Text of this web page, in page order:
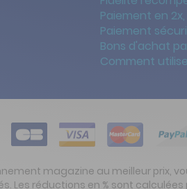
Paiement en 2x,
Paiement
Bons d'achat
Comment
magazine au meilleur prix,
Les réductions en % sont